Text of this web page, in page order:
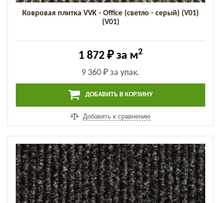
Ковровая плитка VVK - Office (светло - серый) (V01)
(V01)
1 872 ₽ за м2
9 360 ₽ за упак.
ДОБАВИТЬ В КОРЗИНУ
Добавить к сравнению